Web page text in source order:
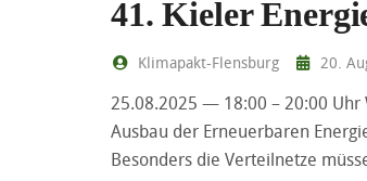
41. Kieler
Klimapakt-Flensburg 20.
25.08.2025 — 18:00 – 20:00 Uhr
Ausbau der Erneuerbaren
Besonders die Verteilnetze